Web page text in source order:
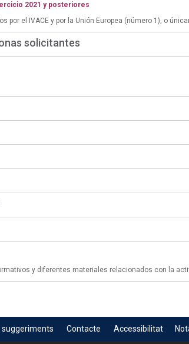
2021 y posteriores
por el IVACE y por la Unión Europea (número 1), o
solicitantes
y diferentes materiales relacionados con la
suggeriments Contacte Accessibilitat